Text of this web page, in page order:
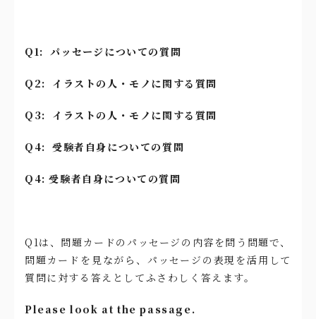
Q1: パッセージについての質問
Q2: イラストの人・モノに関する質問
Q3: イラストの人・モノに関する質問
Q4: 受験者自身についての質問
Q4: 受験者自身についての質問
Q1は、問題カードのパッセージの内容を問う問題で、
問題カードを見ながら、パッセージの表現を活用して
質問に対する答えとしてふさわしく答えます。
Please look at the passage.